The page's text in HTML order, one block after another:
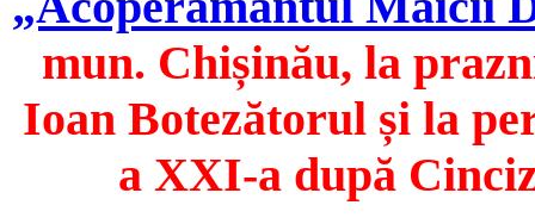
mun. Chișinău, la
Ioan Botezătorul și la
a XXI-a după